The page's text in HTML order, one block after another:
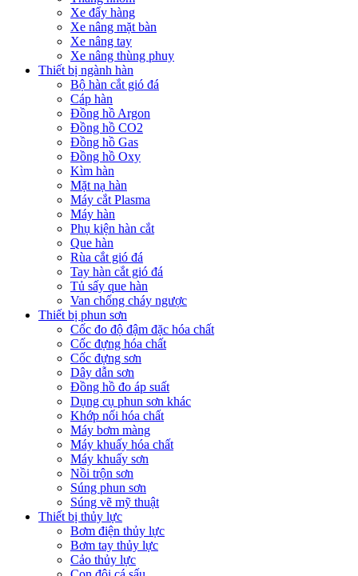
Xe đẩy hàng
Xe nâng mặt bàn
Xe nâng tay
Xe nâng thùng phuy
Thiết bị ngành hàn
Bộ hàn cắt gió đá
Cáp hàn
Đồng hồ Argon
Đồng hồ CO2
Đồng hồ Gas
Đồng hồ Oxy
Kìm hàn
Mặt nạ hàn
Máy cắt Plasma
Máy hàn
Phụ kiện hàn cắt
Que hàn
Rùa cắt gió đá
Tay hàn cắt gió đá
Tủ sấy que hàn
Van chống cháy ngược
Thiết bị phun sơn
Cốc đo độ đậm đặc hóa chất
Cốc đựng hóa chất
Cốc đựng sơn
Dây dẫn sơn
Đồng hồ đo áp suất
Dụng cụ phun sơn khác
Khớp nối hóa chất
Máy bơm màng
Máy khuấy hóa chất
Máy khuấy sơn
Nồi trộn sơn
Súng phun sơn
Súng vẽ mỹ thuật
Thiết bị thủy lực
Bơm điện thủy lực
Bơm tay thủy lực
Cảo thủy lực